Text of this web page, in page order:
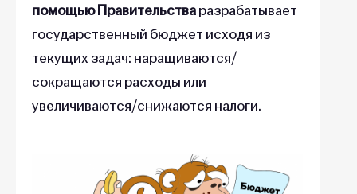
помощью Правительстваразрабатывает
государственный бюджет исходя из
текущих задач: наращиваются/
сокращаются расходы или
увеличиваются/снижаются налоги.